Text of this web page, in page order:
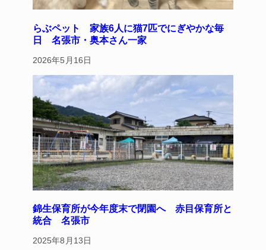
らぶペット 家族6人に猫7匹でにぎやかな毎
日 名張市・奥本さん一家
2026年5月16日
錦生保育所が今年度末で閉園へ 赤目保育所と
統合 名張市
2025年8月13日